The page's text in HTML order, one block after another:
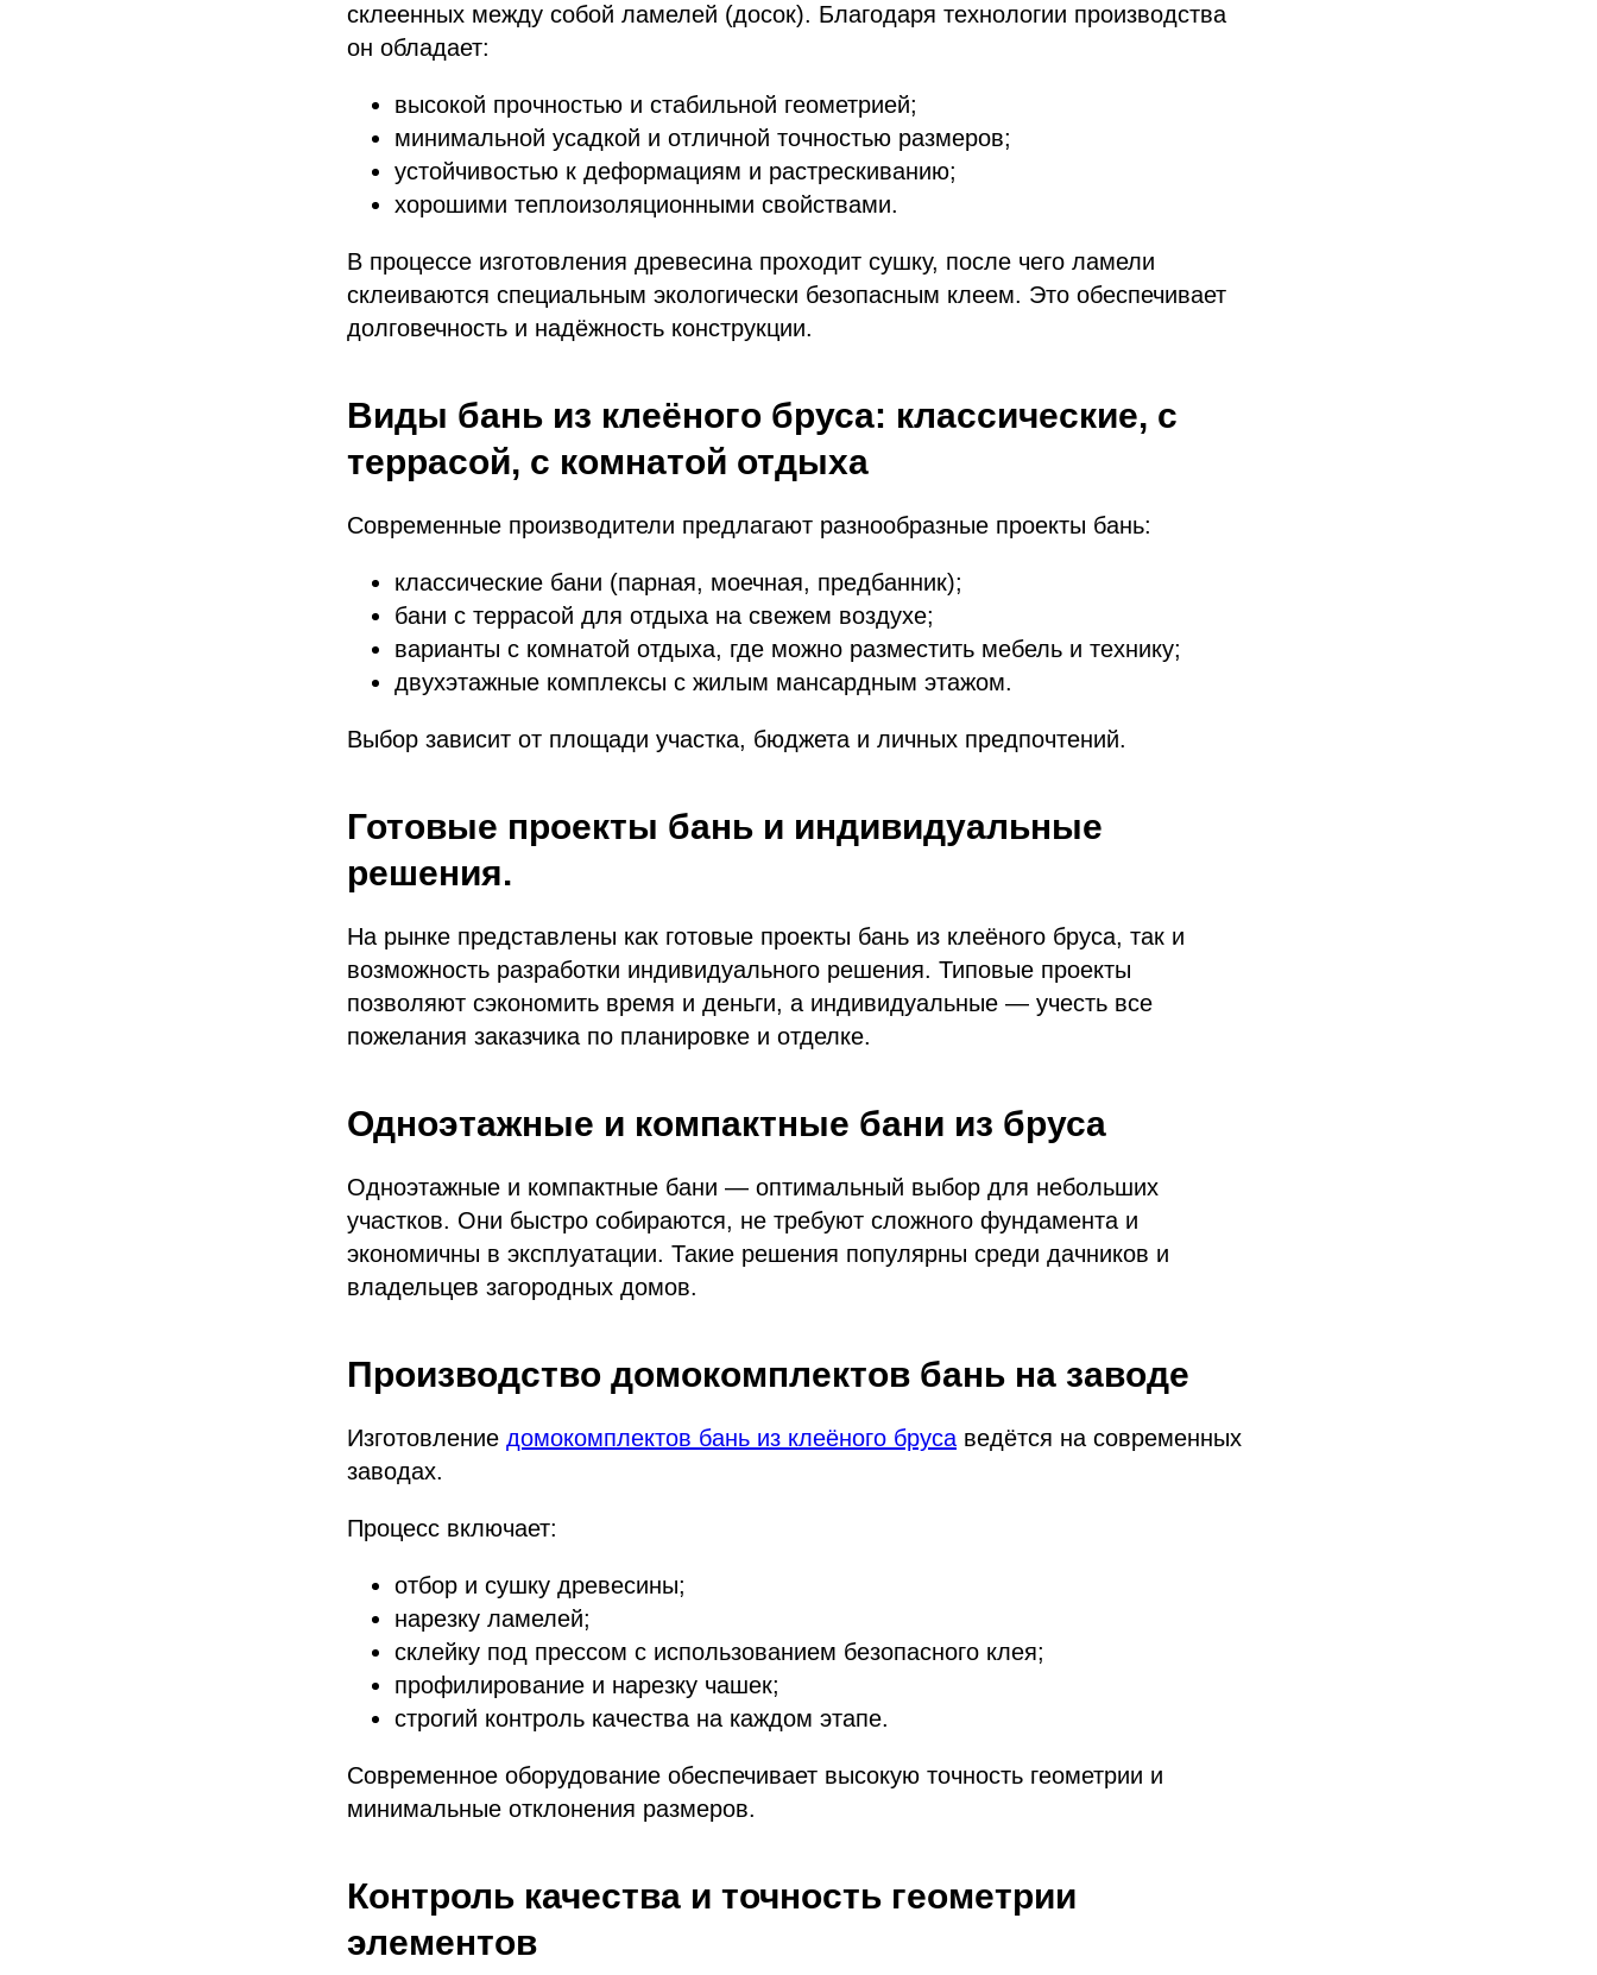
склеенных между собой ламелей (досок). Благодаря технологии производства
он обладает:
высокой прочностью и стабильной геометрией;
минимальной усадкой и отличной точностью размеров;
устойчивостью к деформациям и растрескиванию;
хорошими теплоизоляционными свойствами.
В процессе изготовления древесина проходит сушку, после чего ламели
склеиваются специальным экологически безопасным клеем. Это обеспечивает
долговечность и надёжность конструкции.
Виды бань из клеёного бруса: классические, с
террасой, с комнатой отдыха
Современные производители предлагают разнообразные проекты бань:
классические бани (парная, моечная, предбанник);
бани с террасой для отдыха на свежем воздухе;
варианты с комнатой отдыха, где можно разместить мебель и технику;
двухэтажные комплексы с жилым мансардным этажом.
Выбор зависит от площади участка, бюджета и личных предпочтений.
Готовые проекты бань и индивидуальные
решения.
На рынке представлены как готовые проекты бань из клеёного бруса, так и
возможность разработки индивидуального решения. Типовые проекты
позволяют сэкономить время и деньги, а индивидуальные — учесть все
пожелания заказчика по планировке и отделке.
Одноэтажные и компактные бани из бруса
Одноэтажные и компактные бани — оптимальный выбор для небольших
участков. Они быстро собираются, не требуют сложного фундамента и
экономичны в эксплуатации. Такие решения популярны среди дачников и
владельцев загородных домов.
Производство домокомплектов бань на заводе
Изготовление домокомплектов бань из клеёного бруса ведётся на современных
заводах.
Процесс включает:
отбор и сушку древесины;
нарезку ламелей;
склейку под прессом с использованием безопасного клея;
профилирование и нарезку чашек;
строгий контроль качества на каждом этапе.
Современное оборудование обеспечивает высокую точность геометрии и
минимальные отклонения размеров.
Контроль качества и точность геометрии
элементов